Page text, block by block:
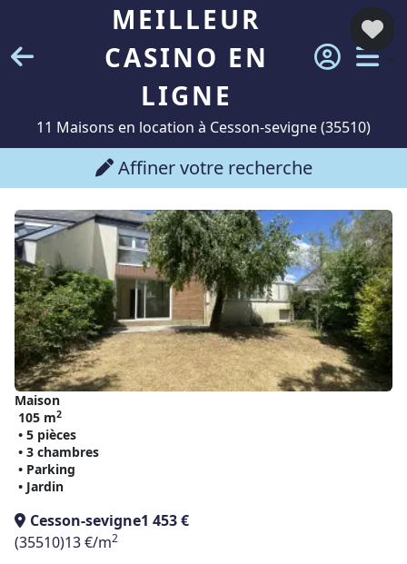
MEILLEUR
CASINO EN
LIGNE
11 Maisons en location à Cesson-sevigne (35510)
Affiner votre recherche
Maison
105 m2
• 5 pièces
• 3 chambres
• Parking
• Jardin
Cesson-sevigne1 453 €
(35510)13 €/m2